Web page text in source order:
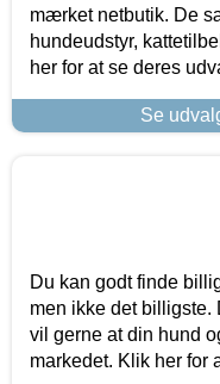
mærket netbutik. De
hundeudstyr,
her for at se deres
Se
Du kan godt finde
men ikke det billigste.
vil gerne at din hund
markedet. Klik her for